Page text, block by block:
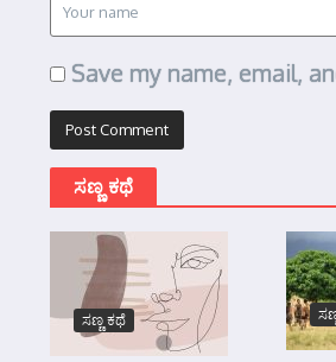
Save my name, email,
ಸಣ್ಣ ಕಥೆ
ಸಣ್ಣ ಕಥೆ